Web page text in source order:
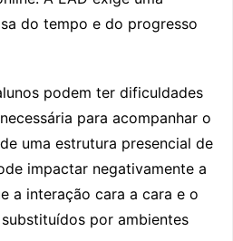
do tempo e do progresso
podem ter dificuldades
para acompanhar o
uma estrutura presencial de
impactar negativamente a
a interação cara a cara e o
por ambientes